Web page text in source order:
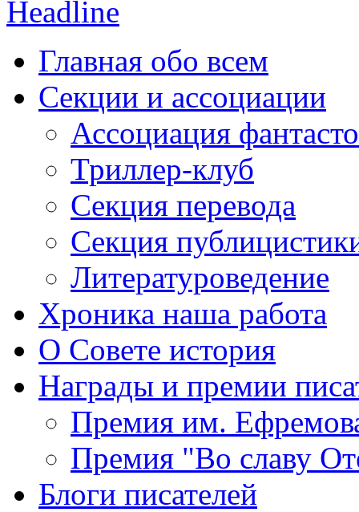
Главная обо всем
Секции и ассоциации
Ассоциация
Триллер-клуб
Секция перевода
Секция
Литературоведение
Хроника наша работа
О Совете история
Награды и премии
Премия им.
Премия "Во славу
Блоги писателей